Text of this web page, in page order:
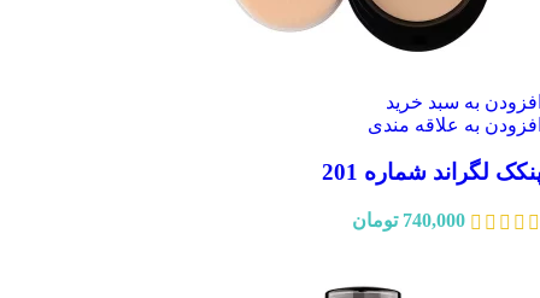
به سبد خرید
به علاقه مندی
لگراند شماره 201
740,000 تومان